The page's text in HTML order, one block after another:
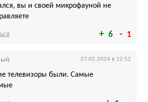
6 1
вы и своей микрофауной не
телевизоры были. Самые
27.02.2024 в 12:52